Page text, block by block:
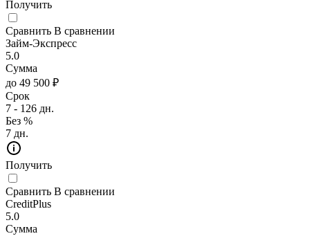
Получить
Сравнить В сравнении
Займ-Экспресс
5.0
Сумма
до 49 500 ₽
Срок
7 - 126 дн.
Без %
7 дн.
Получить
Сравнить В сравнении
CreditPlus
5.0
Сумма